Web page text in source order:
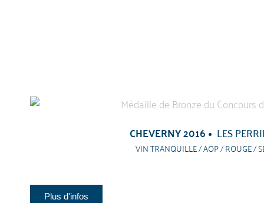
CHEVERNY 2016 LES
VIN TRANQUILLE / AOP / ROUGE /
Plus d'infos